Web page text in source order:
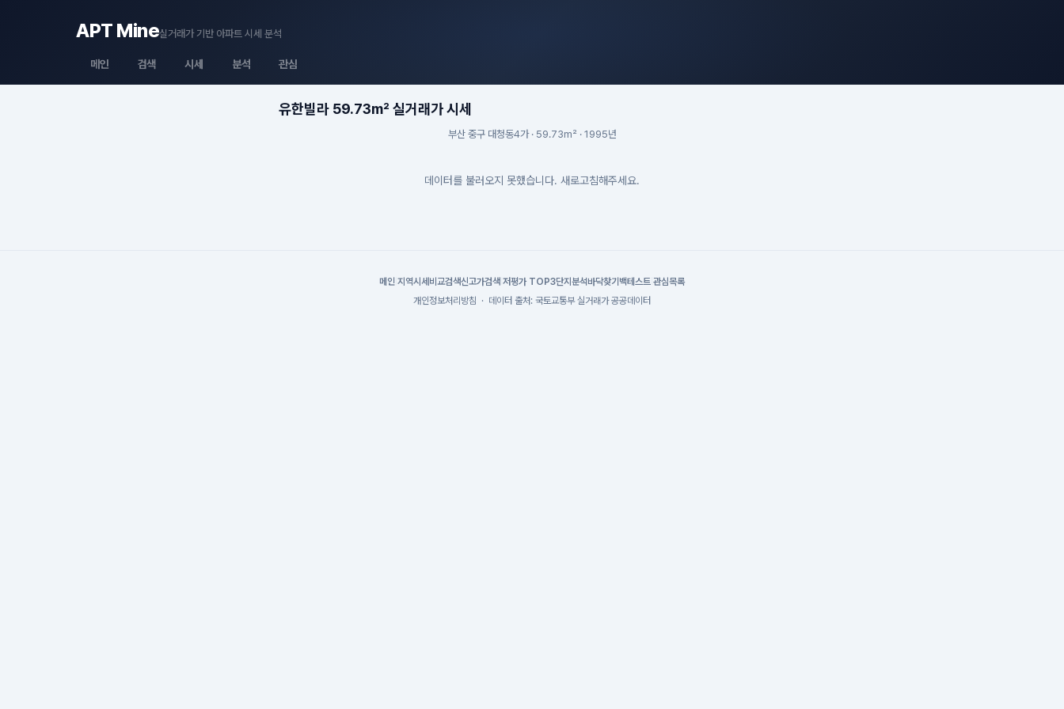
APT Mine실거래가 기반 아파트 시세 분석
메인 검색 시세 분석 관심
유한빌라 59.73m² 실거래가 시세
부산 중구 대청동4가 · 59.73m² · 1995년
데이터를 불러오지 못했습니다. 새로고침해주세요.
메인 지역시세 비교검색신고가검색 저평가 TOP3단지분석 바닥찾기 백테스트 관심목록
개인정보처리방침 · 데이터 출처: 국토교통부 실거래가 공공데이터